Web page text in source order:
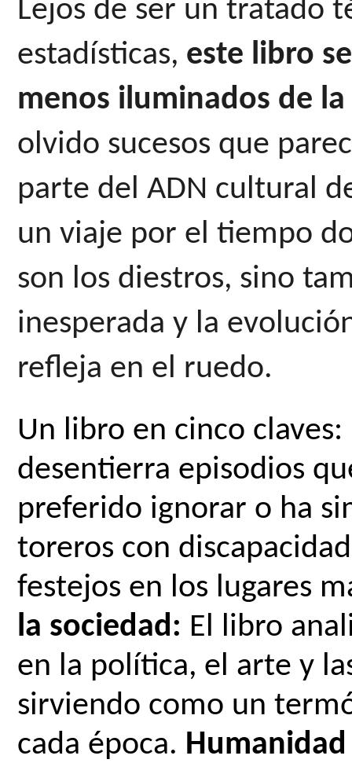
Lejos de ser un tratado
estadísticas, este libro
menos iluminados de
olvido sucesos que
parte del ADN cultural
un viaje por el tiempo
son los diestros, sino
inesperada y la
refleja en el ruedo.
Un libro en cinco claves:
desentierra episodios
preferido ignorar o ha
toreros con
festejos en los lugares
la sociedad: El libro
en la política, el arte y
sirviendo como un
cada época.